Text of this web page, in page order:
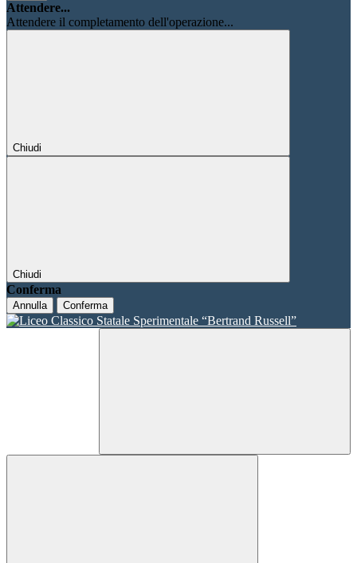
Attendere...
Attendere il completamento dell'operazione...
Chiudi
Chiudi
Conferma
Annulla Conferma